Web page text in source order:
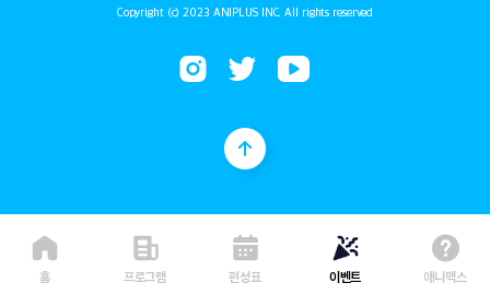
홈 프로그램 편성표 이벤트 애니맥스
Copyright (c) 2023 ANIPLUS INC. All rights reserved